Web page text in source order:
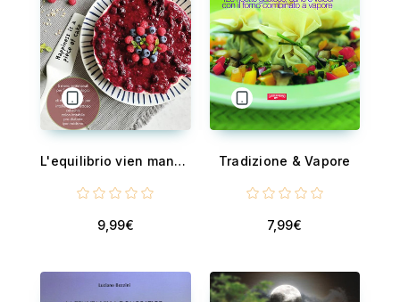
L'equilibrio vien mangiando
9,99€
Tradizione & Vapore
7,99€